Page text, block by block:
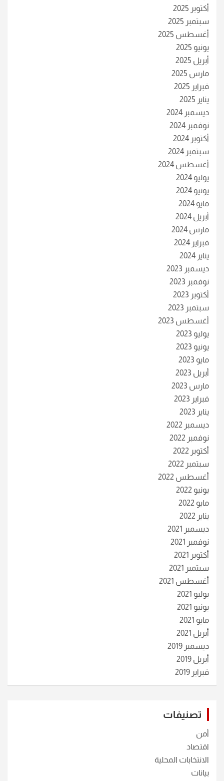
أكتوبر 2025
سبتمبر 2025
أغسطس 2025
يونيو 2025
أبريل 2025
مارس 2025
فبراير 2025
يناير 2025
ديسمبر 2024
نوفمبر 2024
أكتوبر 2024
سبتمبر 2024
أغسطس 2024
يوليو 2024
يونيو 2024
مايو 2024
أبريل 2024
مارس 2024
فبراير 2024
يناير 2024
ديسمبر 2023
نوفمبر 2023
أكتوبر 2023
سبتمبر 2023
أغسطس 2023
يوليو 2023
يونيو 2023
مايو 2023
أبريل 2023
مارس 2023
فبراير 2023
يناير 2023
ديسمبر 2022
نوفمبر 2022
أكتوبر 2022
سبتمبر 2022
أغسطس 2022
يونيو 2022
مايو 2022
يناير 2022
ديسمبر 2021
نوفمبر 2021
أكتوبر 2021
سبتمبر 2021
أغسطس 2021
يوليو 2021
يونيو 2021
مايو 2021
أبريل 2021
ديسمبر 2019
أبريل 2019
فبراير 2019
تصنيفات
أمن
اقتصاد
الانتخابات المحلية
بيانات